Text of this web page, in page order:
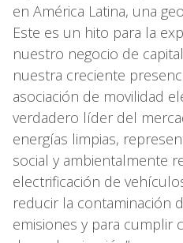
en América Latina, una
Este es un hito para la
nuestro negocio de
nuestra creciente
asociación de movilidad
verdadero líder del
energías limpias,
social y ambientalmente
electrificación de
reducir la contaminación
emisiones y para cumplir